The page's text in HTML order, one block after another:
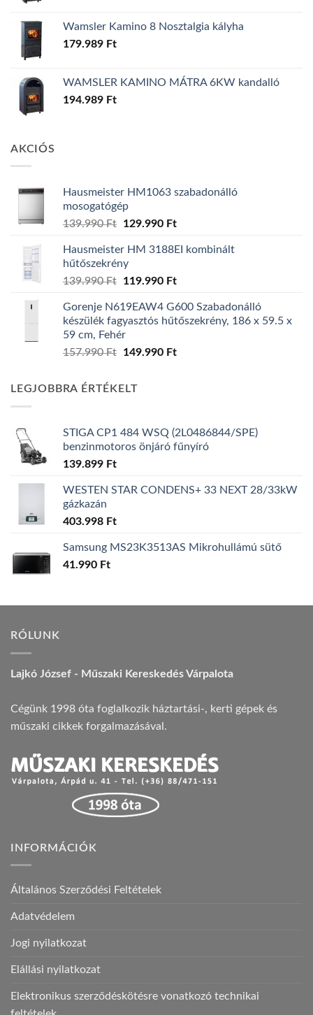
Wamsler Kamino 8 Nosztalgia kályha
179.989 Ft
WAMSLER KAMINO MÁTRA 6KW kandalló
194.989 Ft
AKCIÓS
Hausmeister HM1063 szabadonálló
mosogatógép
139.990Ft
Original
was:
139.990 Ft.
129.990 FtCurrent
is:
Hausmeister HM 3188EI kombinált
hűtőszekrény
139.990Ft
Original
was:
139.990 Ft.
119.990 FtCurrent
is:
119.990 Ft.
Gorenje N619EAW4 G600 Szabadonálló
készülék fagyasztós hűtőszekrény, 186 x 59.5 x
59 cm, Fehér
157.990Ft
Original
157.990 Ft.
149.990 FtCurrent
LEGJOBBRA ÉRTÉKELT
STIGA CP1 484 WSQ (2L0486844/SPE)
benzinmotoros önjáró fűnyíró
139.899 Ft
WESTEN STAR CONDENS+ 33 NEXT 28/33kW
gázkazán
403.998 Ft
Samsung MS23K3513AS Mikrohullámú sütő
41.990 Ft
RÓLUNK
Lajkó József - Műszaki Kereskedés Várpalota
Cégünk 1998 óta foglalkozik háztartási-, kerti gépek és
műszaki cikkek forgalmazásával.
INFORMÁCIÓK
Általános Szerződési Feltételek
Adatvédelem
Jogi nyilatkozat
Elállási nyilatkozat
Elektronikus szerződéskötésre vonatkozó technikai